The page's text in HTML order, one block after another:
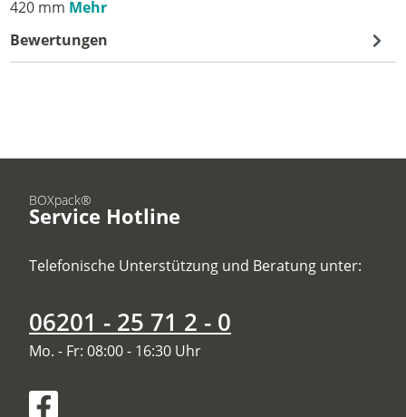
420 mm Mehr
Bewertungen
BOXpack®
Service Hotline
Telefonische Unterstützung und Beratung unter:
06201 - 25 71 2 - 0
Mo. - Fr: 08:00 - 16:30 Uhr